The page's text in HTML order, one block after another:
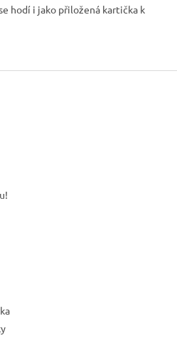
hodí i jako přiložená kartička k